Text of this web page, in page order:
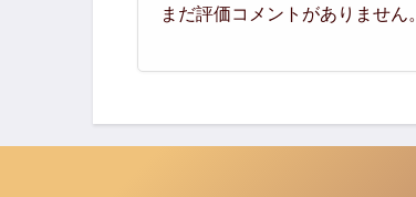
まだ評価コメントがありません。